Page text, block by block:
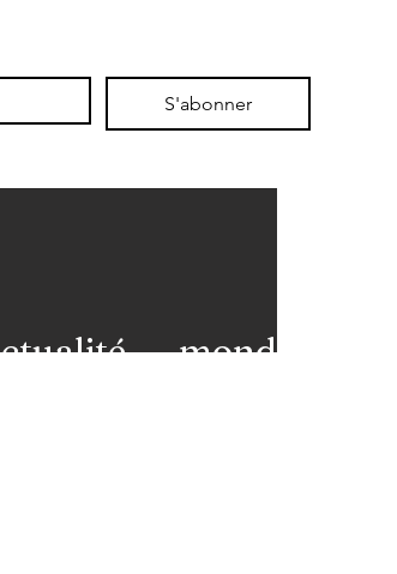
S'abonner
mondiale